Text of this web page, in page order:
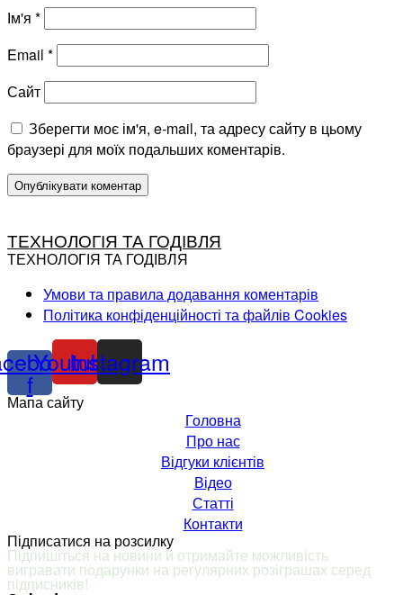
Ім'я *
Email *
Сайт
Зберегти моє ім'я, e-mail, та адресу сайту в цьому
браузері для моїх подальших коментарів.
ТЕХНОЛОГІЯ ТА ГОДІВЛЯ
ТЕХНОЛОГІЯ ТА ГОДІВЛЯ
Умови та правила додавання коментарів
Політика конфіденційності та файлів Cookies
f
Youtube
Instagram
Мапа сайту
Головна
Про нас
Відгуки клієнтів
Відео
Статті
Контакти
Підписатися на розсилку
Підпишіться на новини й отримайте можливість
вигравати подарунки на регулярних розіграшах серед
підписників!